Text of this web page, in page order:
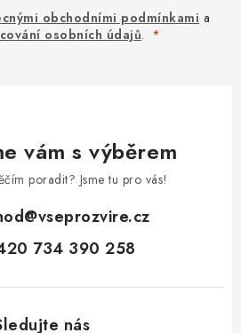
obchodními podmínkami a
osobních údajů.
vám s výběrem
poradit? Jsme tu pro vás!
@vseprozvire.cz
734 390 258